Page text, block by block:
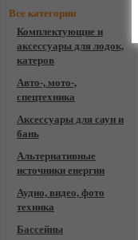
Все категории
Комплектующие и
аксессуары для лодок,
катеров
Авто-, мото-,
спецтехника
Аксессуары для саун и
бань
Альтернативные
источники енергии
Аудио, видео, фото
техника
Бассейны